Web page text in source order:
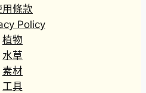
用條款
Policy
植物
水草
素材
工具